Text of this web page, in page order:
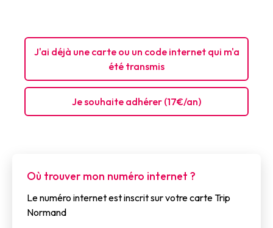
J'ai déjà une carte ou un code internet qui m'a
été transmis
Je souhaite adhérer (17€/an)
Où trouver mon numéro internet ?
Le numéro internet est inscrit sur votre carte Trip
Normand